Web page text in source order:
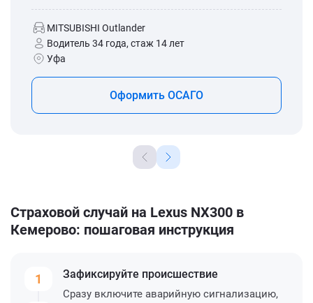
MITSUBISHI Outlander
Водитель 34 года, стаж 14 лет
Уфа
Оформить ОСАГО
Страховой случай на Lexus NX300 в
Кемерово: пошаговая инструкция
1 Зафиксируйте происшествие
Сразу включите аварийную сигнализацию,